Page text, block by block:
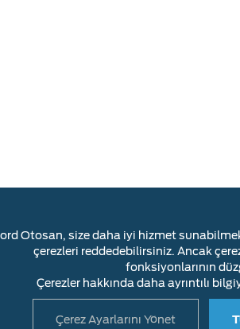
Otosan, size daha iyi hizmet
çerezleri reddedebilirsiniz. Ancak
fonksiyonlarının
Çerezler hakkında daha ayrıntılı
Çerez Ayarlarını Yönet